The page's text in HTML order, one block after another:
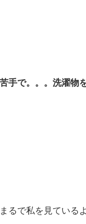
手で。。。洗濯物
るで私を見ている